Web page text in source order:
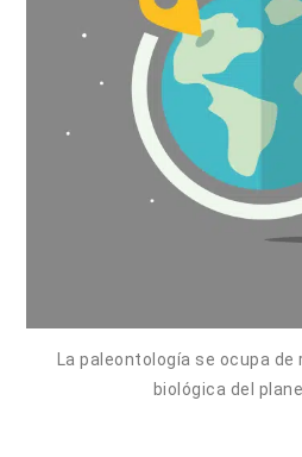
La paleontología se ocupa
biológica del